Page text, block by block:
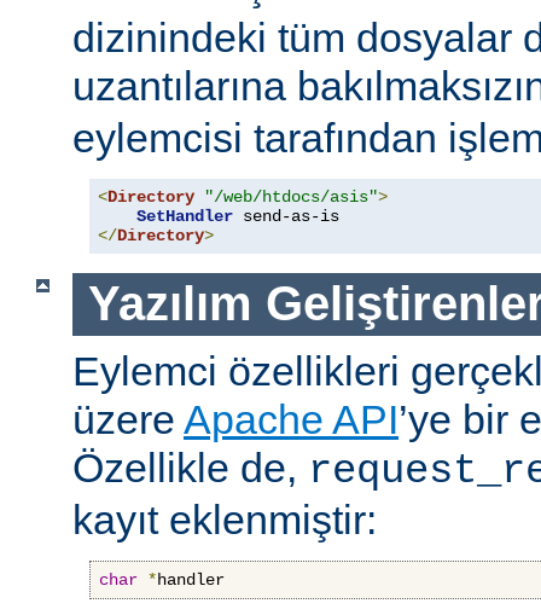
dizinindeki tüm dosyalar
uzantılarına
eylemcisi tarafından
<Directory "/web/htdocs/asis">
SetHandler
</Directory>
Yazılım
Eylemci özellikleri
üzere Apache API’ye bir
Özellikle de,
kayıt eklenmiştir:
char *handler